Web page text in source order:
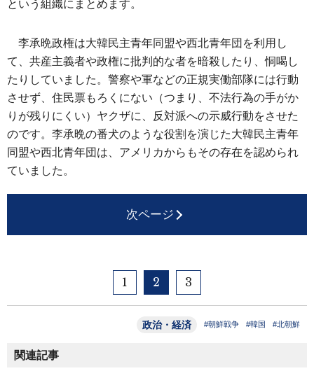
という組織にまとめます。
李承晩政権は大韓民主青年同盟や西北青年団を利用し
て、共産主義者や政権に批判的な者を暗殺したり、恫喝し
たりしていました。警察や軍などの正規実働部隊には行動
させず、住民票もろくにない（つまり、不法行為の手がか
りが残りにくい）ヤクザに、反対派への示威行動をさせた
のです。李承晩の番犬のような役割を演じた大韓民主青年
同盟や西北青年団は、アメリカからもその存在を認められ
ていました。
次ページ
1 2 3
政治・経済 #朝鮮戦争 #韓国 #北朝鮮
関連記事